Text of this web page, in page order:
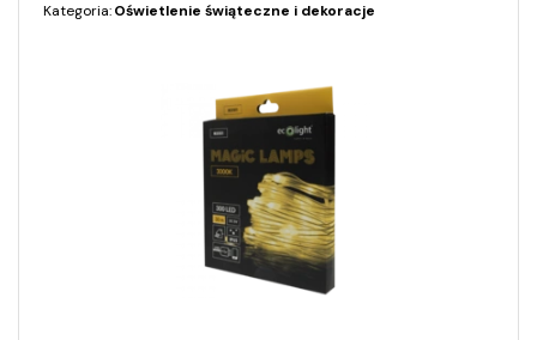
Kategoria:Oświetlenie świąteczne i dekoracje